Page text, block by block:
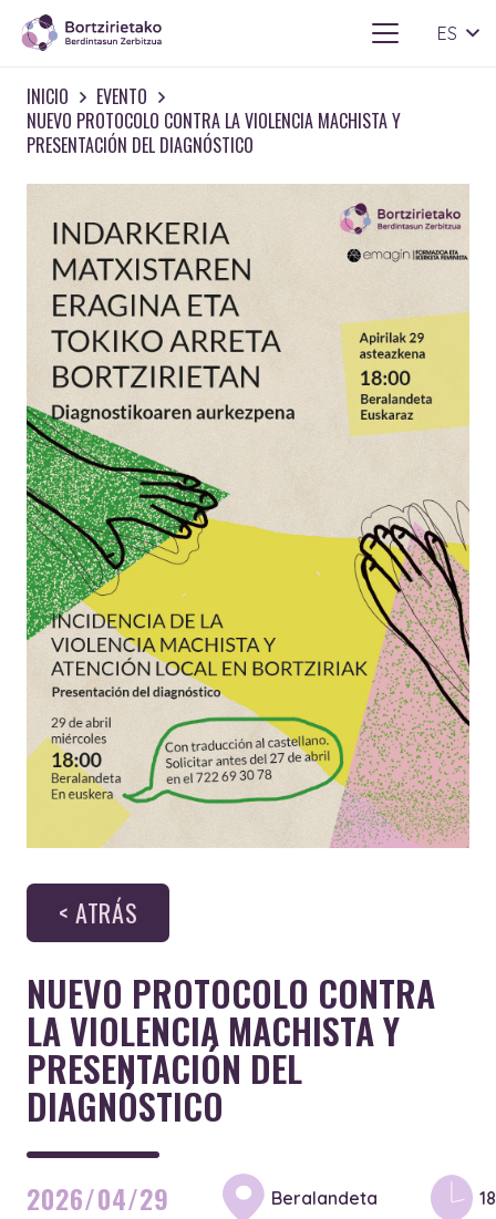
ES
INICIO
EVENTO
NUEVO PROTOCOLO CONTRA LA VIOLENCIA MACHISTA Y
PRESENTACIÓN DEL DIAGNÓSTICO
< ATRÁS
NUEVO PROTOCOLO CONTRA
LA VIOLENCIA MACHISTA Y
PRESENTACIÓN DEL
DIAGNÓSTICO
2026/04/29 Beralandeta